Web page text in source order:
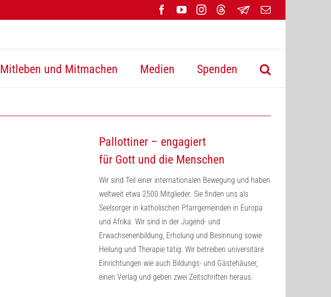
Facebook
YouTubeInstagram
Threads
Newsletter
E-
Mail
Mitleben und Mitmachen Medien Spenden
Pallottiner – engagiert
für Gott und die Menschen
Wir sind Teil einer internationalen Bewegung und haben
weltweit etwa 2500 Mitglieder. Sie finden uns als
Seelsorger in katholischen Pfarrgemeinden in Europa
und Afrika. Wir sind in der Jugend- und
Erwachsenenbildung, Erholung und Besinnung sowie
Heilung und Therapie tätig. Wir betreiben universitäre
Einrichtungen wie auch Bildungs- und Gästehäuser,
einen Verlag und geben zwei Zeitschriften heraus.